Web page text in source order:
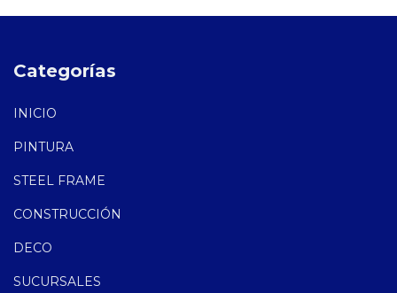
Categorías
INICIO
PINTURA
STEEL FRAME
CONSTRUCCIÓN
DECO
SUCURSALES